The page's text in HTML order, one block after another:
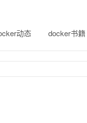
动态 docker书籍